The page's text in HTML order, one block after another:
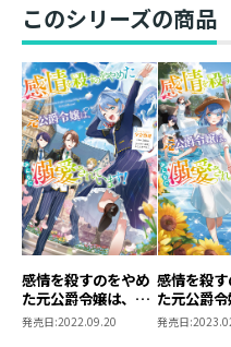
ーその恋心には一つの秘
て……？「憧れのハツコ
ん！？」 感情を取り戻し
に？ 波乱万丈の愛され学
著者について
●夕立悠里
番外編で登場人物たちの
ても楽しかったです！
今巻で一番書くのが難し
た。
このシリーズの商品
感情を殺すのをやめ
た元公爵令嬢は、み
んなに溺愛されてい
ます！
発売日:2022.09.20
感情を殺
た元公爵
んなに溺愛
ます！2
発売日: